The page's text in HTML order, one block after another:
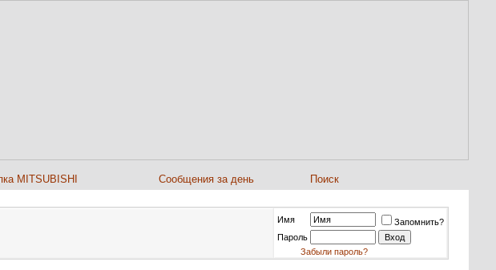
MITSUBISHI Сообщения за день Поиск
Имя
Запомнить?
Пароль
Забыли пароль?